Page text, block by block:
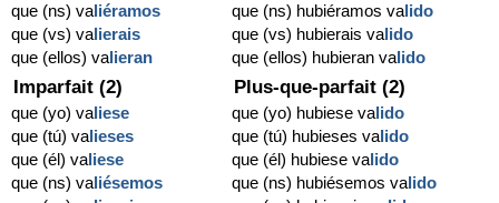
que (ns) valiéramos
que (vs) valierais
que (ellos) valieran
que (ns) hubiéramos valido
que (vs) hubierais valido
que (ellos) hubieran valido
Imparfait (2)
que (yo) valiese
que (tú) valieses
que (él) valiese
que (ns) valiésemos
Plus-que-parfait (2)
que (yo) hubiese valido
que (tú) hubieses valido
que (él) hubiese valido
que (ns) hubiésemos valido